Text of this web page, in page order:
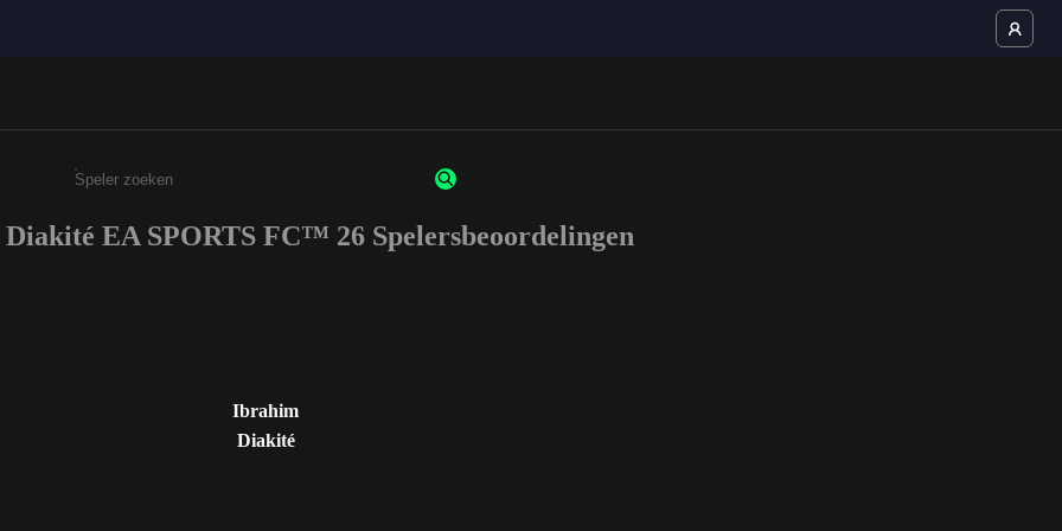
Enter a minimum of 3 characters or numbers
EA SPORTS FC™ 26 Spelersbeoordelingen
Ibrahim
Diakité